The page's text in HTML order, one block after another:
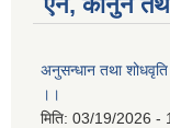
अनुसन्धान तथा शोधवृति
।।
मिति: 03/19/2026 -